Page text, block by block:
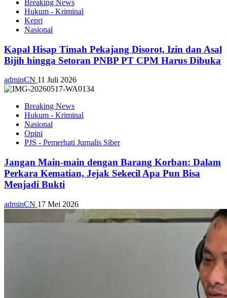
Breaking News
Hukum - Kriminal
Kepri
Nasional
Kapal Hisap Timah Pekajang Disorot, Izin dan Asal
Bijih hingga Setoran PNBP PT CPM Harus Dibuka
adminCN 11 Juli 2026
Breaking News
Hukum - Kriminal
Nasional
Opini
PJS - Pemerhati Jurnalis Siber
Jangan Main-main dengan Barang Korban: Dalam
Perkara Kematian, Jejak Sekecil Apa Pun Bisa
Menjadi Bukti
adminCN 17 Mei 2026